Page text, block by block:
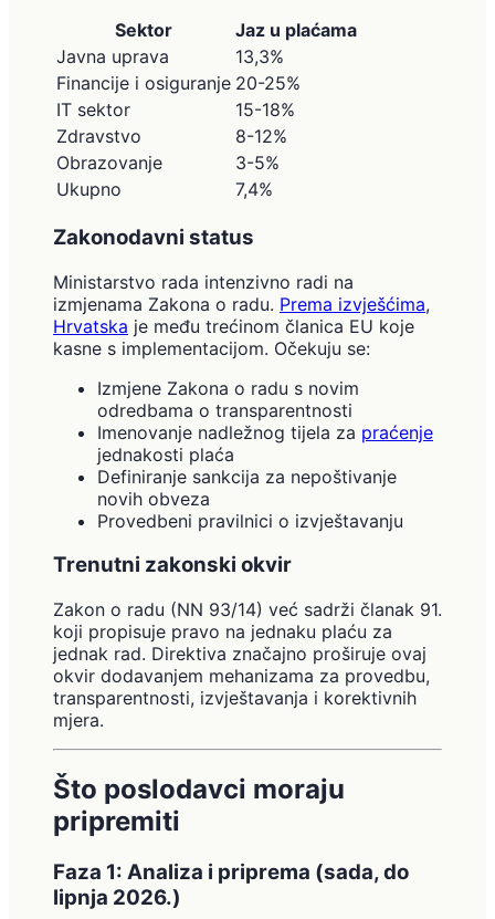
Sektor
Jaz u plaćama
Javna uprava
13,3%
Financije i osiguranje 20-25%
IT sektor
15-18%
Zdravstvo
8-12%
Obrazovanje
3-5%
Ukupno
7,4%
Zakonodavni status
Ministarstvo rada intenzivno radi na
izmjenama Zakona o radu. Prema izvješćima,
Hrvatska je među trećinom članica EU koje
kasne s implementacijom. Očekuju se:
Izmjene Zakona o radu s novim
odredbama o transparentnosti
Imenovanje nadležnog tijela za praćenje
jednakosti plaća
Definiranje sankcija za nepoštivanje
novih obveza
Provedbeni pravilnici o izvještavanju
Trenutni zakonski okvir
Zakon o radu (NN 93/14) već sadrži članak 91.
koji propisuje pravo na jednaku plaću za
jednak rad. Direktiva značajno proširuje ovaj
okvir dodavanjem mehanizama za provedbu,
transparentnosti, izvještavanja i korektivnih
mjera.
Što poslodavci moraju
pripremiti
Faza 1: Analiza i priprema (sada, do
lipnja 2026.)